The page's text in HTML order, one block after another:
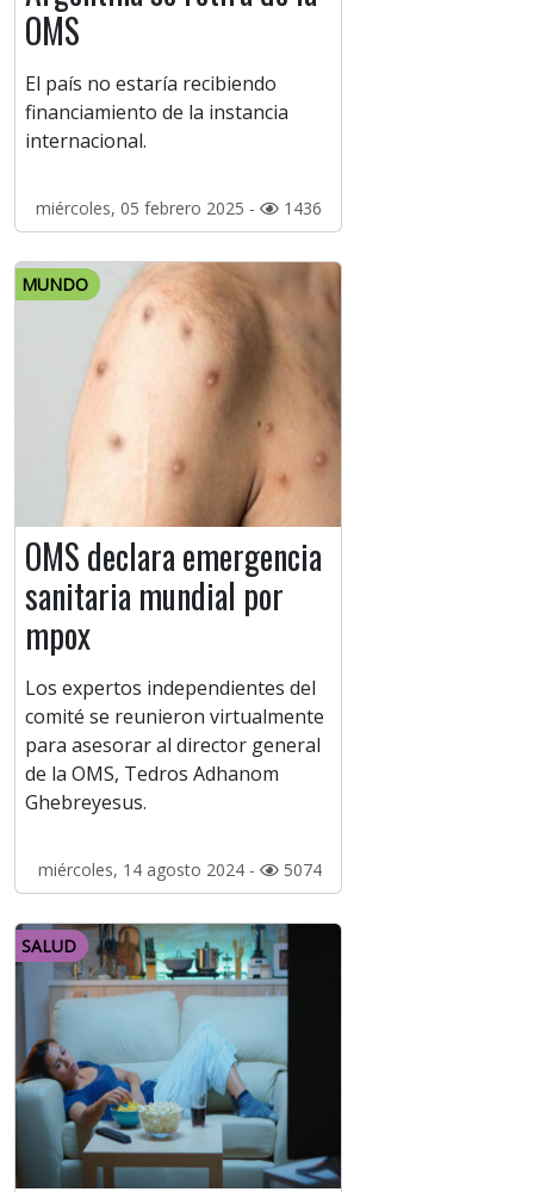
OMS
El país no estaría recibiendo
financiamiento de la instancia
internacional.
miércoles, 05 febrero 2025 - 1436
MUNDO
OMS declara emergencia
sanitaria mundial por
mpox
Los expertos independientes del
comité se reunieron virtualmente
para asesorar al director general
de la OMS, Tedros Adhanom
Ghebreyesus.
miércoles, 14 agosto 2024 - 5074
SALUD